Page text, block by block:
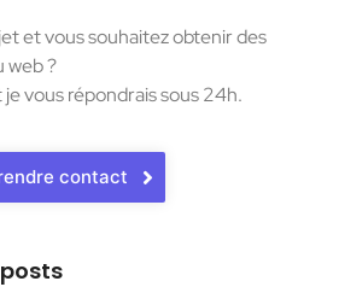
et vous souhaitez obtenir des
web ?
vous répondrais sous 24h.
contact